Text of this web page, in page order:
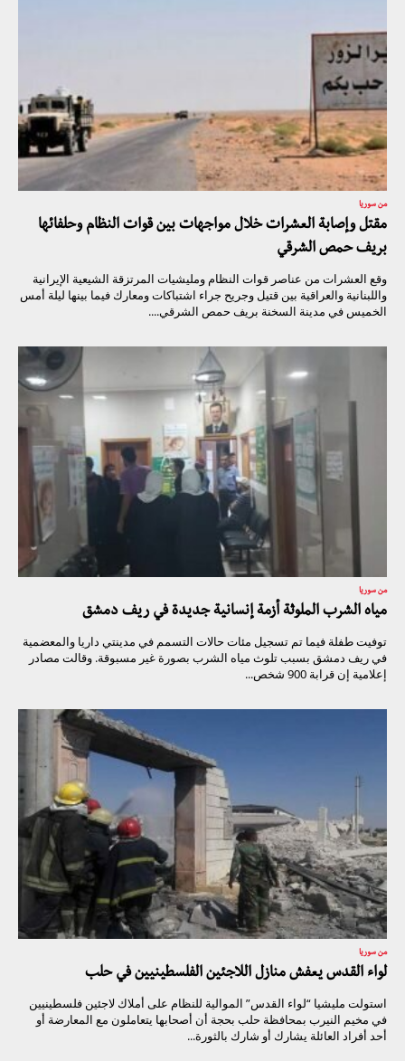
من سوريا
مقتل وإصابة العشرات خلال مواجهات بين قوات النظام وحلفائها
بريف حمص الشرقي
وقع العشرات من عناصر قوات النظام ومليشيات المرتزقة الشيعية الإيرانية
واللبنانية والعراقية بين قتيل وجريح جراء اشتباكات ومعارك فيما بينها ليلة أمس
الخميس في مدينة السخنة بريف حمص الشرقي....
من سوريا
مياه الشرب الملوثة أزمة إنسانية جديدة في ريف دمشق
توفيت طفلة فيما تم تسجيل مئات حالات التسمم في مدينتي داريا والمعضمية
في ريف دمشق بسبب تلوث مياه الشرب بصورة غير مسبوقة. وقالت مصادر
إعلامية إن قرابة 900 شخص...
من سوريا
لواء القدس يعفش منازل اللاجئين الفلسطينيين في حلب
استولت مليشيا “لواء القدس” الموالية للنظام على أملاك لاجئين فلسطينيين
في مخيم النيرب بمحافظة حلب بحجة أن أصحابها يتعاملون مع المعارضة أو
أحد أفراد العائلة يشارك أو شارك بالثورة...